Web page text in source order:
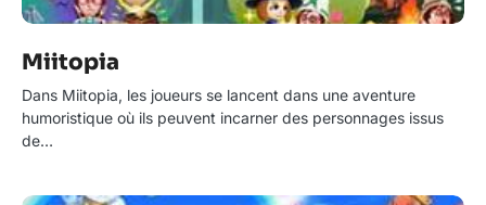
Miitopia
Dans Miitopia, les joueurs se lancent dans une aventure
humoristique où ils peuvent incarner des personnages issus
de…